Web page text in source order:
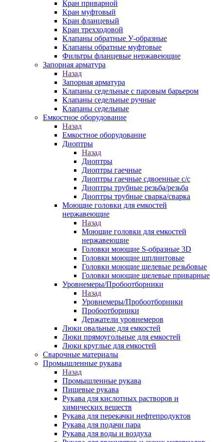
Кран приварной
Кран муфтовый
Кран фланцевый
Кран трехходовой
Клапаны обратные У-образные
Клапаны обратные муфтовые
Фильтры фланцевые нержавеющие
Запорная арматура
Назад
Запорная арматура
Клапаны седельные с паровым барьером
Клапаны седельные ручные
Клапаны седельные
Емкостное оборудование
Назад
Емкостное оборудование
Диоптры
Назад
Диоптры
Диоптры гаечные
Диоптры гаечные сдвоенные c/c
Диоптры трубные резьба/резьба
Диоптры трубные сварка/сварка
Моющие головки для емкостей
нержавеющие
Назад
Моющие головки для емкостей
нержавеющие
Головки моющие S-образные 3D
Головки моющие шплинтовые
Головки моющие щелевые резьбовые
Головки моющие щелевые приварные
Уровнемеры/Пробоотборники
Назад
Уровнемеры/Пробоотборники
Пробоотборники
Держатели уровнемеров
Люки овальные для емкостей
Люки прямоугольные для емкостей
Люки круглые для емкостей
Сварочные материалы
Промышленные рукава
Назад
Промышленные рукава
Пищевые рукава
Рукава для кислотных растворов и
химических веществ
Рукава для перекачки нефтепродуктов
Рукава для подачи пара
Рукава для воды и воздуха